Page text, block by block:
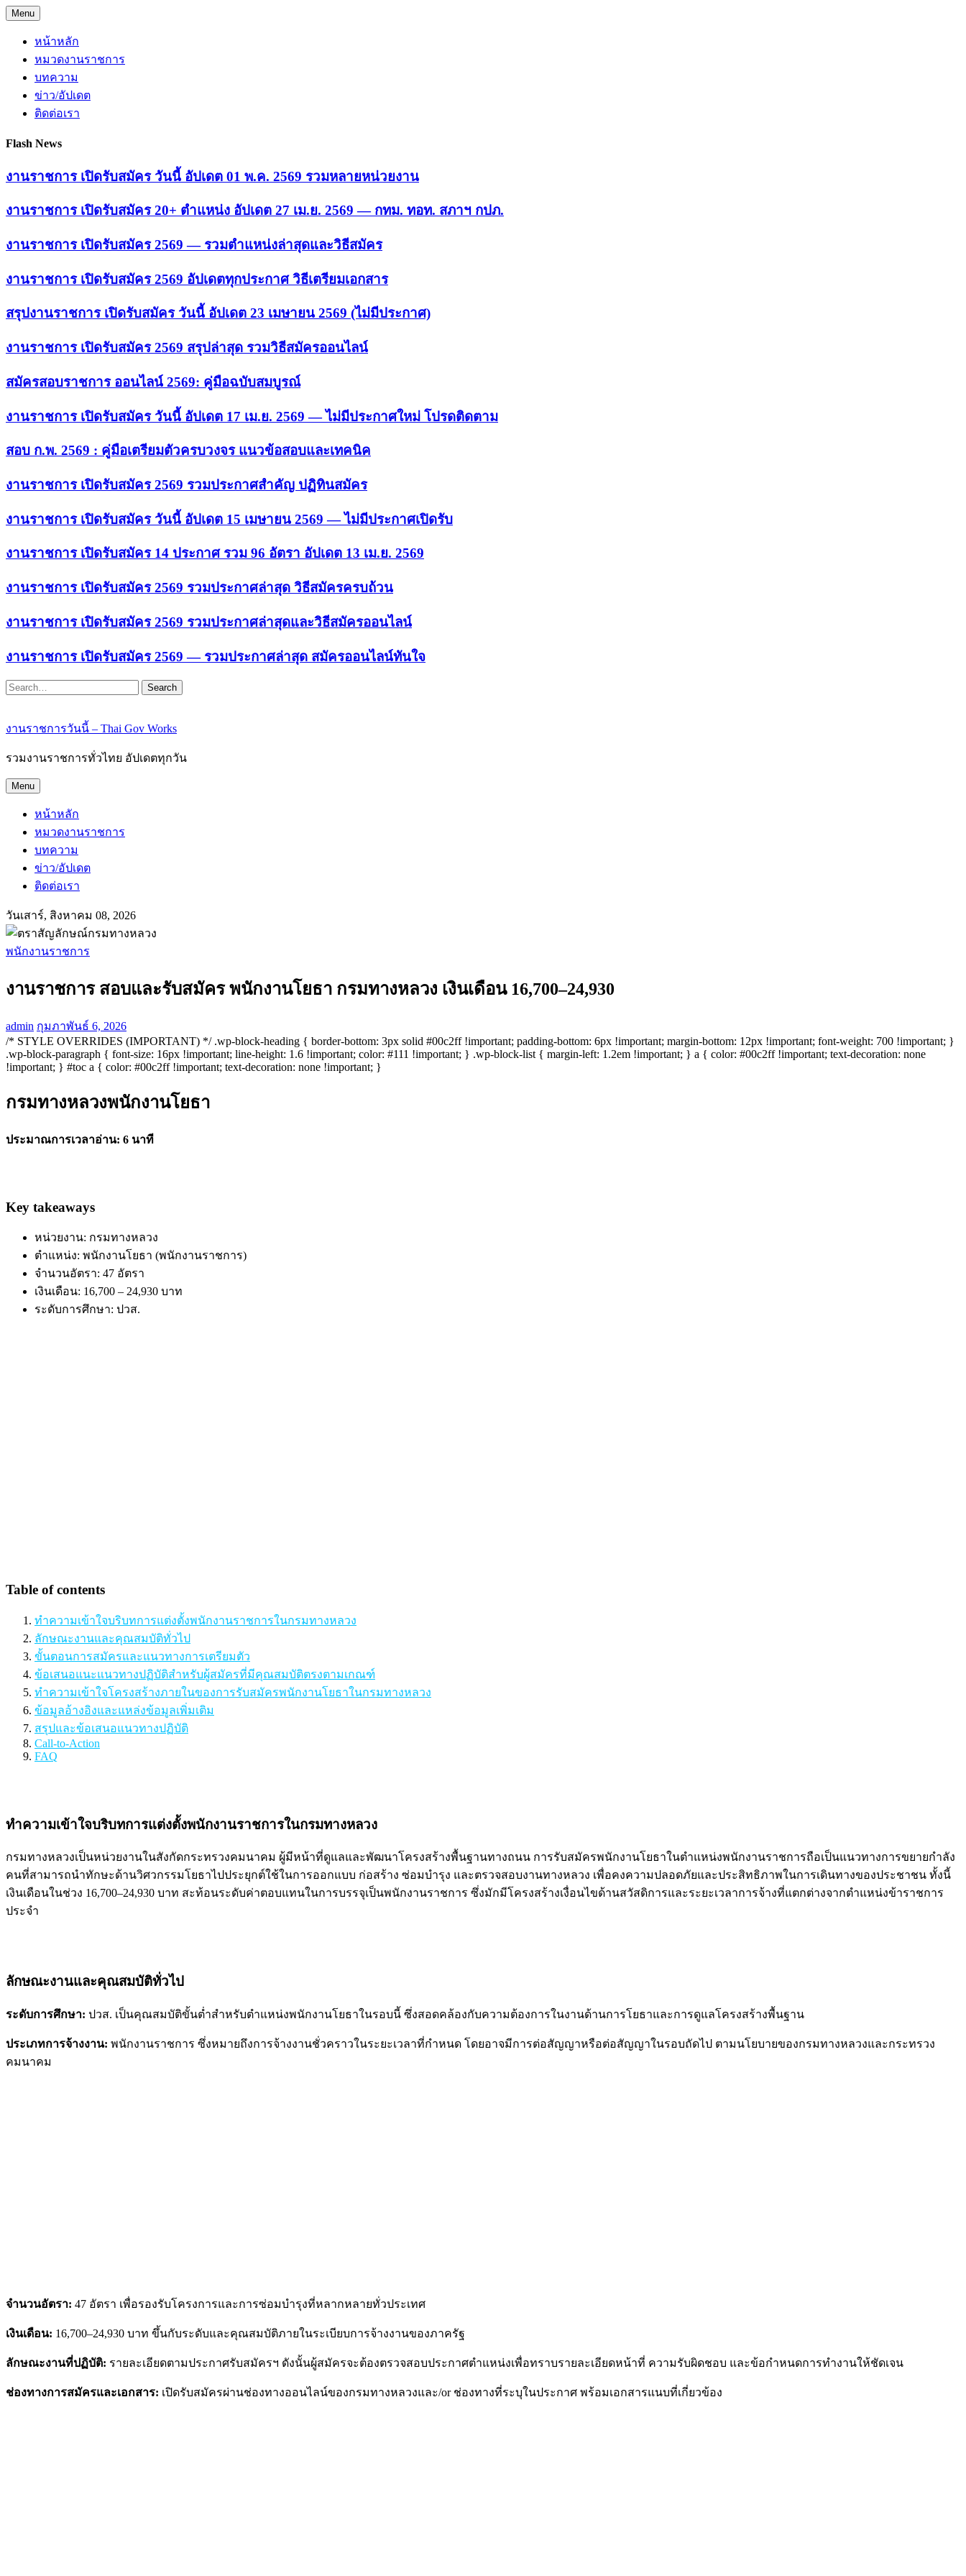
Skip
to
content
Menu
หน้าหลัก
หมวดงานราชการ
บทความ
ข่าว/อัปเดต
ติดต่อเรา
Flash News
งานราชการ เปิดรับสมัคร วันนี้ อัปเดต 01 พ.ค. 2569 รวมหลายหน่วยงาน
งานราชการ เปิดรับสมัคร 20+ ตำแหน่ง อัปเดต 27 เม.ย. 2569 — กทม. ทอท. สภาฯ กปภ.
งานราชการ เปิดรับสมัคร 2569 — รวมตำแหน่งล่าสุดและวิธีสมัคร
งานราชการ เปิดรับสมัคร 2569 อัปเดตทุกประกาศ วิธีเตรียมเอกสาร
สรุปงานราชการ เปิดรับสมัคร วันนี้ อัปเดต 23 เมษายน 2569 (ไม่มีประกาศ)
งานราชการ เปิดรับสมัคร 2569 สรุปล่าสุด รวมวิธีสมัครออนไลน์
สมัครสอบราชการ ออนไลน์ 2569: คู่มือฉบับสมบูรณ์
งานราชการ เปิดรับสมัคร วันนี้ อัปเดต 17 เม.ย. 2569 — ไม่มีประกาศใหม่ โปรดติดตาม
สอบ ก.พ. 2569 : คู่มือเตรียมตัวครบวงจร แนวข้อสอบและเทคนิค
งานราชการ เปิดรับสมัคร 2569 รวมประกาศสำคัญ ปฏิทินสมัคร
งานราชการ เปิดรับสมัคร วันนี้ อัปเดต 15 เมษายน 2569 — ไม่มีประกาศเปิดรับ
งานราชการ เปิดรับสมัคร 14 ประกาศ รวม 96 อัตรา อัปเดต 13 เม.ย. 2569
งานราชการ เปิดรับสมัคร 2569 รวมประกาศล่าสุด วิธีสมัครครบถ้วน
งานราชการ เปิดรับสมัคร 2569 รวมประกาศล่าสุดและวิธีสมัครออนไลน์
งานราชการ เปิดรับสมัคร 2569 — รวมประกาศล่าสุด สมัครออนไลน์ทันใจ
Search
งานราชการวันนี้ – Thai Gov Works
รวมงานราชการทั่วไทย อัปเดตทุกวัน
Menu
หน้าหลัก
หมวดงานราชการ
บทความ
ข่าว/อัปเดต
ติดต่อเรา
วันเสาร์, สิงหาคม 08, 2026
พนักงานราชการ
งานราชการ สอบและรับสมัคร พนักงานโยธา กรมทางหลวง เงินเดือน 16,700–24,930
admin กุมภาพันธ์ 6, 2026
/* STYLE OVERRIDES (IMPORTANT) */ .wp-block-heading { border-bottom: 3px solid #00c2ff !important; padding-bottom: 6px !important; margin-bottom: 12px !important; font-weight: 700 !important; }
.wp-block-paragraph { font-size: 16px !important; line-height: 1.6 !important; color: #111 !important; } .wp-block-list { margin-left: 1.2em !important; } a { color: #00c2ff !important; text-decoration: none
!important; } #toc a { color: #00c2ff !important; text-decoration: none !important; }
กรมทางหลวงพนักงานโยธา
ประมาณการเวลาอ่าน: 6 นาที
Key takeaways
หน่วยงาน: กรมทางหลวง
ตำแหน่ง: พนักงานโยธา (พนักงานราชการ)
จำนวนอัตรา: 47 อัตรา
เงินเดือน: 16,700 – 24,930 บาท
ระดับการศึกษา: ปวส.
Table of contents
ทำความเข้าใจบริบทการแต่งตั้งพนักงานราชการในกรมทางหลวง
ลักษณะงานและคุณสมบัติทั่วไป
ขั้นตอนการสมัครและแนวทางการเตรียมตัว
ข้อเสนอแนะแนวทางปฏิบัติสำหรับผู้สมัครที่มีคุณสมบัติตรงตามเกณฑ์
ทำความเข้าใจโครงสร้างภายในของการรับสมัครพนักงานโยธาในกรมทางหลวง
ข้อมูลอ้างอิงและแหล่งข้อมูลเพิ่มเติม
สรุปและข้อเสนอแนวทางปฏิบัติ
Call-to-Action
FAQ
ทำความเข้าใจบริบทการแต่งตั้งพนักงานราชการในกรมทางหลวง
กรมทางหลวงเป็นหน่วยงานในสังกัดกระทรวงคมนาคม ผู้มีหน้าที่ดูแลและพัฒนาโครงสร้างพื้นฐานทางถนน การรับสมัครพนักงานโยธาในตำแหน่งพนักงานราชการถือเป็นแนวทางการขยายกำลัง
คนที่สามารถนำทักษะด้านวิศวกรรมโยธาไปประยุกต์ใช้ในการออกแบบ ก่อสร้าง ซ่อมบำรุง และตรวจสอบงานทางหลวง เพื่อคงความปลอดภัยและประสิทธิภาพในการเดินทางของประชาชน ทั้งนี้
เงินเดือนในช่วง 16,700–24,930 บาท สะท้อนระดับค่าตอบแทนในการบรรจุเป็นพนักงานราชการ ซึ่งมักมีโครงสร้างเงื่อนไขด้านสวัสดิการและระยะเวลาการจ้างที่แตกต่างจากตำแหน่งข้าราชการ
ประจำ
ลักษณะงานและคุณสมบัติทั่วไป
ระดับการศึกษา: ปวส. เป็นคุณสมบัติขั้นต่ำสำหรับตำแหน่งพนักงานโยธาในรอบนี้ ซึ่งสอดคล้องกับความต้องการในงานด้านการโยธาและการดูแลโครงสร้างพื้นฐาน
ประเภทการจ้างงาน: พนักงานราชการ ซึ่งหมายถึงการจ้างงานชั่วคราวในระยะเวลาที่กำหนด โดยอาจมีการต่อสัญญาหรือต่อสัญญาในรอบถัดไป ตามนโยบายของกรมทางหลวงและกระทรวง
คมนาคม
จำนวนอัตรา: 47 อัตรา เพื่อรองรับโครงการและการซ่อมบำรุงที่หลากหลายทั่วประเทศ
เงินเดือน: 16,700–24,930 บาท ขึ้นกับระดับและคุณสมบัติภายในระเบียบการจ้างงานของภาครัฐ
ลักษณะงานที่ปฏิบัติ: รายละเอียดตามประกาศรับสมัครฯ ดังนั้นผู้สมัครจะต้องตรวจสอบประกาศตำแหน่งเพื่อทราบรายละเอียดหน้าที่ ความรับผิดชอบ และข้อกำหนดการทำงานให้ชัดเจน
ช่องทางการสมัครและเอกสาร: เปิดรับสมัครผ่านช่องทางออนไลน์ของกรมทางหลวงและ/or ช่องทางที่ระบุในประกาศ พร้อมเอกสารแนบที่เกี่ยวข้อง